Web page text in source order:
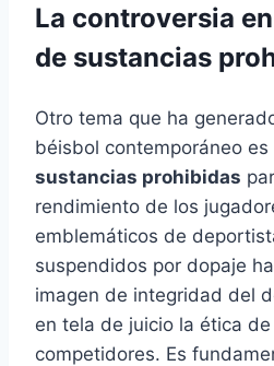
La controversia
de sustancias
Otro tema que ha
béisbol contemporáneo es
sustancias prohibidas
rendimiento de los
emblemáticos de
suspendidos por dopaje
imagen de integridad del
en tela de juicio la ética
competidores. Es